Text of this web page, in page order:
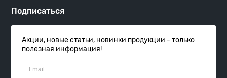
Подписаться
Акции, новые статьи, новинки продукции - только
полезная информация!